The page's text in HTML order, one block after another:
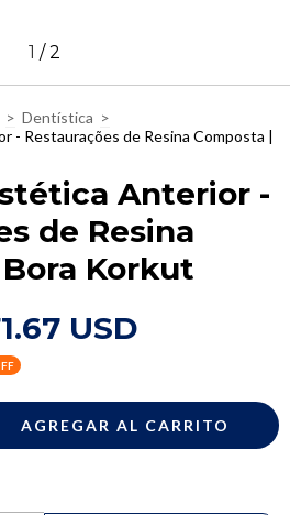
1 /2
> Dentística >
- Restaurações de Resina Composta |
Anterior -
de Resina
Korkut
USD